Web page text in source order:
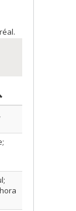
ordre
contributeur